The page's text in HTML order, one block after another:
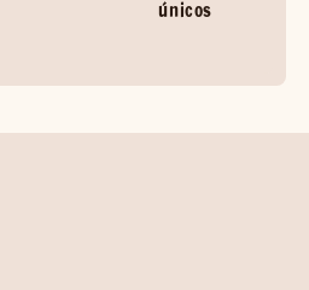
únicos